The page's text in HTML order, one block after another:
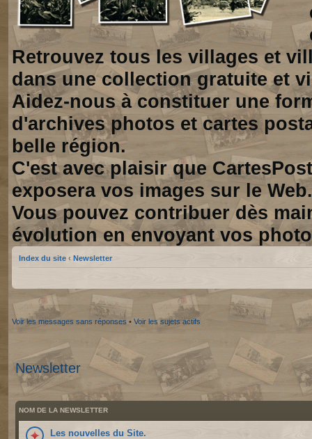
Retrouvez tous les villages et
dans une collection gratuite et
Aidez-nous à constituer une
d'archives photos et cartes
belle région.
C'est avec plaisir que
exposera vos images sur le Web.
Vous pouvez contribuer dès
évolution en envoyant vos
Index du site ‹ Newsletter
Voir les messages sans réponses • Voir les sujets actifs
Newsletter
NOM DE LA NEWSLETTER
Les nouvelles du Site.